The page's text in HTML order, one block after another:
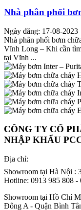
Nhà phân phối
Ngày đăng: 17-08-2023
Nhà phân phối bơm
Vĩnh Long – Khi cần
tại Vĩnh ...
CÔNG TY CỔ
NHẬP KHẨU
Địa chỉ:
Showroom tại Hà Nội :
Hotline: 0913 985 808 -
Showroom tại Hồ Chí
Đông A - Quận Bình